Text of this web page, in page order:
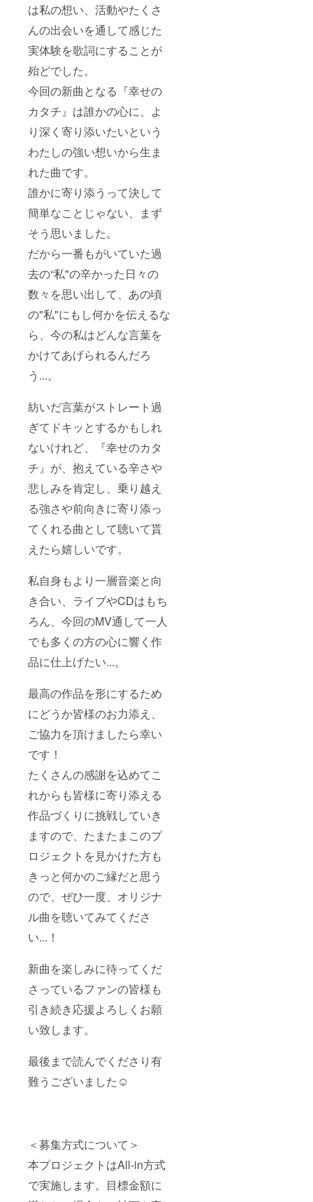
は私の想い、活動やたくさ
んの出会いを通して感じた
実体験を歌詞にすることが
殆どでした。
今回の新曲となる『幸せの
カタチ』は誰かの心に、よ
り深く寄り添いたいという
わたしの強い想いから生ま
れた曲です。
誰かに寄り添うって決して
簡単なことじゃない、まず
そう思いました。
だから一番もがいていた過
去の“私"の辛かった日々の
数々を思い出して、あの頃
の"私"にもし何かを伝えるな
ら、今の私はどんな言葉を
かけてあげられるんだろ
う...。
紡いだ言葉がストレート過
ぎてドキッとするかもしれ
ないけれど、『幸せのカタ
チ』が、抱えている辛さや
悲しみを肯定し、乗り越え
る強さや前向きに寄り添っ
てくれる曲として聴いて貰
えたら嬉しいです。
私自身もより一層音楽と向
き合い、ライブやCDはもち
ろん、今回のMV通して一人
でも多くの方の心に響く作
品に仕上げたい...。
最高の作品を形にするため
にどうか皆様のお力添え、
ご協力を頂けましたら幸い
です！
たくさんの感謝を込めてこ
れからも皆様に寄り添える
作品づくりに挑戦していき
ますので、たまたまこのプ
ロジェクトを見かけた方も
きっと何かのご縁だと思う
ので、ぜひ一度、オリジナ
ル曲を聴いてみてくださ
い...！
新曲を楽しみに待ってくだ
さっているファンの皆様も
引き続き応援よろしくお願
い致します。
最後まで読んでくださり有
難うございました☺
＜募集方式について＞
本プロジェクトはAll-in方式
で実施します。目標金額に